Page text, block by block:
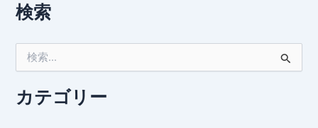
検索
象
:カテゴリー